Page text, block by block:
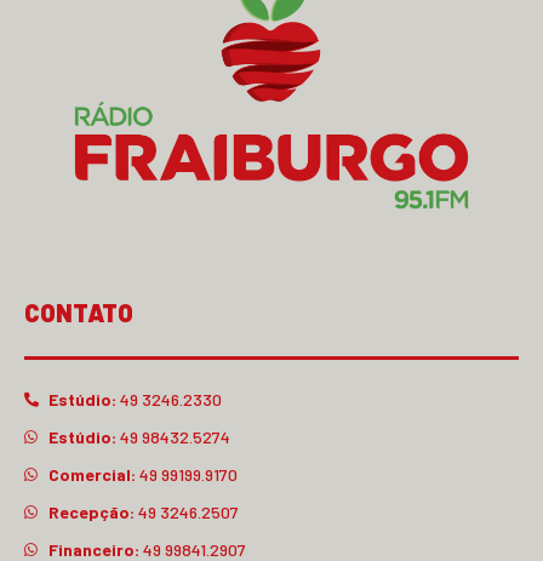
CONTATO
Estúdio: 49 3246.2330
Estúdio: 49 98432.5274
Comercial: 49 99199.9170
Recepção: 49 3246.2507
Financeiro: 49 99841.2907